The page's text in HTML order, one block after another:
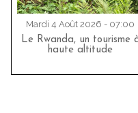
Mardi 4 Août 2026 - 07:00
Le Rwanda, un tourisme
haute altitude